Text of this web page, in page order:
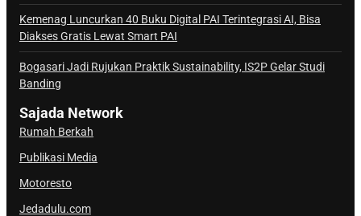
l
S
j
a
Kemenag Luncurkan 40 Buku Digital PAI Terintegrasi AI, Bisa
Diakses Gratis Lewat Smart PAI
Bogasari Jadi Rujukan Praktik Sustainability, IS2P Gelar Studi
Banding
Sajada Network
Rumah Berkah
Publikasi Media
Motoresto
Jedadulu.com